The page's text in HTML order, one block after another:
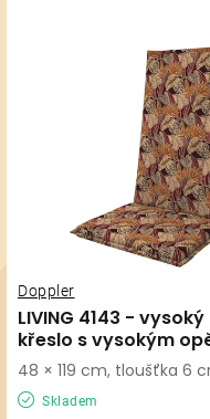
LIVING 4143 -
křeslo s vysokým
Doppler
Skladem
48 × 119 cm, tloušťka 6